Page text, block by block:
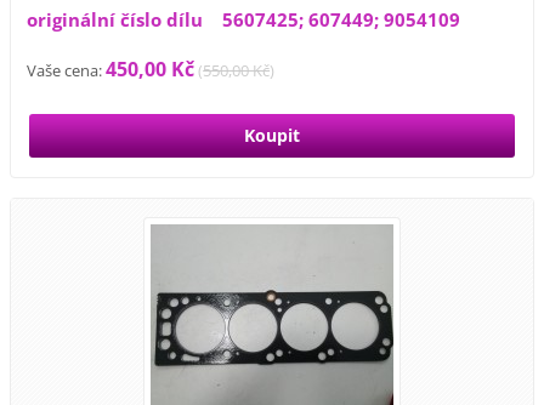
originální číslo dílu 5607425; 607449; 9054109
Vaše cena:450,00 Kč(550,00 Kč)